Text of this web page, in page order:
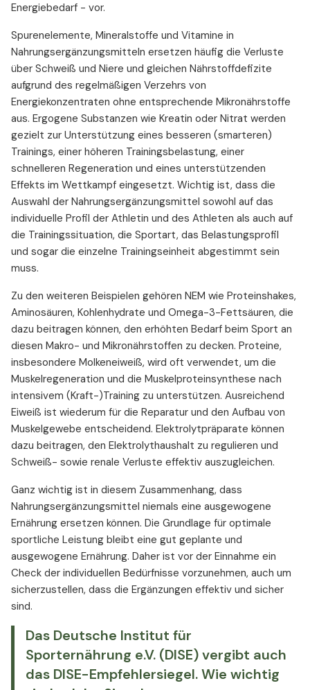
Energiebedarf - vor.
Spurenelemente, Mineralstoffe und Vitamine in
Nahrungsergänzungsmitteln ersetzen häufig die Verluste
über Schweiß und Niere und gleichen Nährstoffdefizite
aufgrund des regelmäßigen Verzehrs von
Energiekonzentraten ohne entsprechende Mikronährstoffe
aus. Ergogene Substanzen wie Kreatin oder Nitrat werden
gezielt zur Unterstützung eines besseren (smarteren)
Trainings, einer höheren Trainingsbelastung, einer
schnelleren Regeneration und eines unterstützenden
Effekts im Wettkampf eingesetzt. Wichtig ist, dass die
Auswahl der Nahrungsergänzungsmittel sowohl auf das
individuelle Profil der Athletin und des Athleten als auch auf
die Trainingssituation, die Sportart, das Belastungsprofil
und sogar die einzelne Trainingseinheit abgestimmt sein
muss.
Zu den weiteren Beispielen gehören NEM wie Proteinshakes,
Aminosäuren, Kohlenhydrate und Omega-3-Fettsäuren, die
dazu beitragen können, den erhöhten Bedarf beim Sport an
diesen Makro- und Mikronährstoffen zu decken. Proteine,
insbesondere Molkeneiweiß, wird oft verwendet, um die
Muskelregeneration und die Muskelproteinsynthese nach
intensivem (Kraft-)Training zu unterstützen. Ausreichend
Eiweiß ist wiederum für die Reparatur und den Aufbau von
Muskelgewebe entscheidend. Elektrolytpräparate können
dazu beitragen, den Elektrolythaushalt zu regulieren und
Schweiß- sowie renale Verluste effektiv auszugleichen.
Ganz wichtig ist in diesem Zusammenhang, dass
Nahrungsergänzungsmittel niemals eine ausgewogene
Ernährung ersetzen können. Die Grundlage für optimale
sportliche Leistung bleibt eine gut geplante und
ausgewogene Ernährung. Daher ist vor der Einnahme ein
Check der individuellen Bedürfnisse vorzunehmen, auch um
sicherzustellen, dass die Ergänzungen effektiv und sicher
sind.
Das Deutsche Institut für
Sporternährung e.V. (DISE) vergibt auch
das DISE-Empfehlersiegel. Wie wichtig